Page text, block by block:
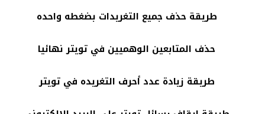
طريقة حذف جميع التغريدات بضغطه واحده
حذف المتابعين الوهميين في تويتر نهائيا
طريقة زيادة عدد أحرف التغريده في تويتر